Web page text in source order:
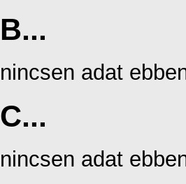
B...
nincsen adat
C...
nincsen adat